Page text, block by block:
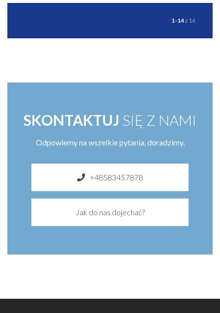
1-14z 14
SKONTAKTUJ SIĘ Z NAMI
Odpowiemy na wszelkie pytania, doradzimy.
+48583457878
Jak do nas dojechać?